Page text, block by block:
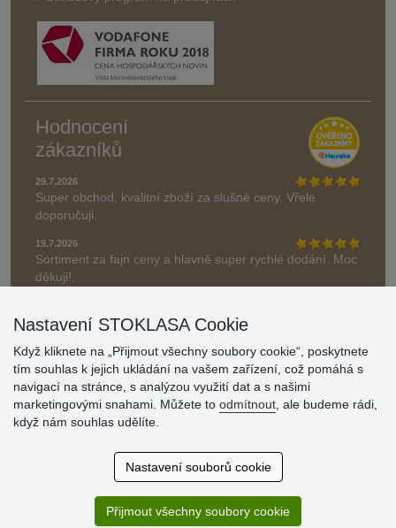
Hodnocení
zákazníků
29.7.2026
Super obchod, kvalitní zboží za slušné ceny. Vřele
doporučuji.
19.7.2026
Sortiment za fajn ceny a hlavně super rychlé dodání. Moc
děkuji!.
» Aktuálně 19084 recenzí
Nastavení STOKLASA Cookie
Když kliknete na „Přijmout všechny soubory cookie“, poskytnete
tím souhlas k jejich ukládání na vašem zařízení, což pomáhá s
navigací na stránce, s analýzou využití dat a s našimi
marketingovými snahami. Můžete to odmítnout , ale budeme rádi,
když nám souhlas udělíte.
Nastavení souborů cookie
Přijmout všechny soubory cookie